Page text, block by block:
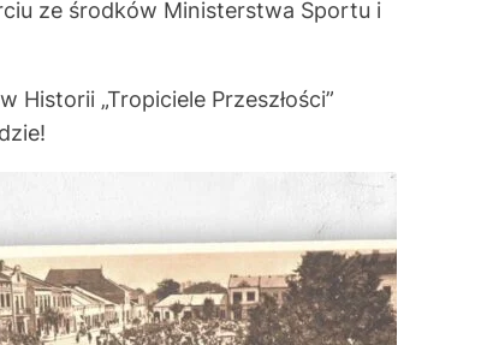
ze środków Ministerstwa Sportu i
„Tropiciele Przeszłości”